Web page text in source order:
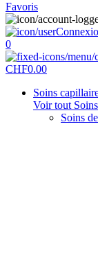
Favoris
0
CHF0.00
Soins
Voir tout
Soins